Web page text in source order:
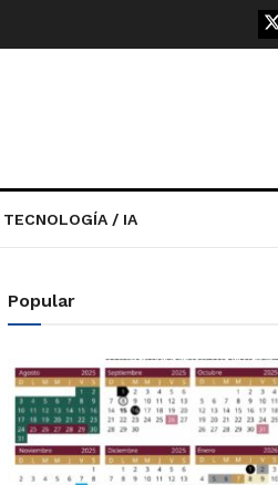
TECNOLOGÍA / IA
Popular